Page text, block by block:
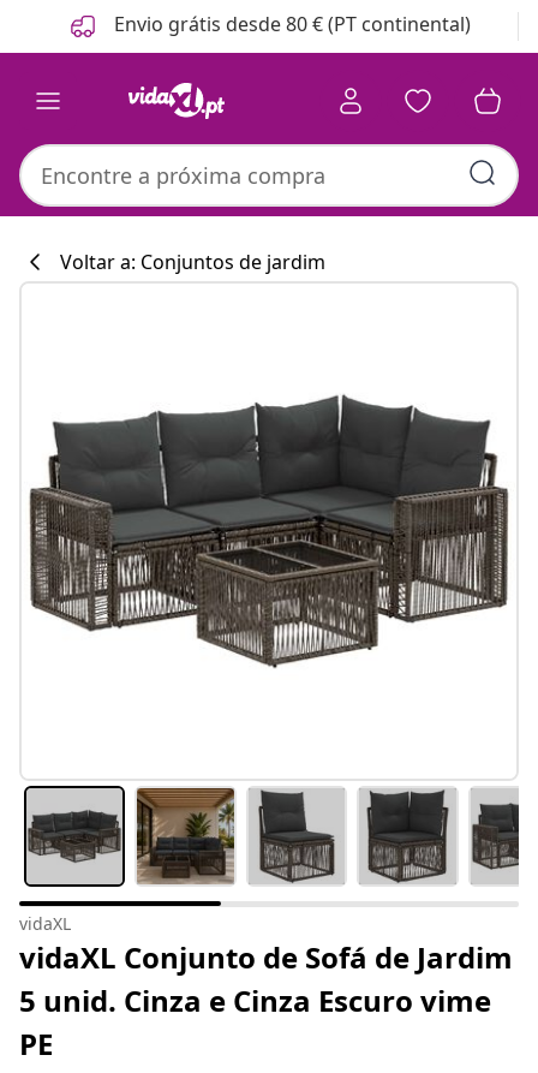
Anterior
Seguinte Envio grátis desde 80 € (PT continental)
Voltar a: Conjuntos de jardim
vidaXL
vidaXL Conjunto de Sofá de Jardim
5 unid. Cinza e Cinza Escuro vime
PE